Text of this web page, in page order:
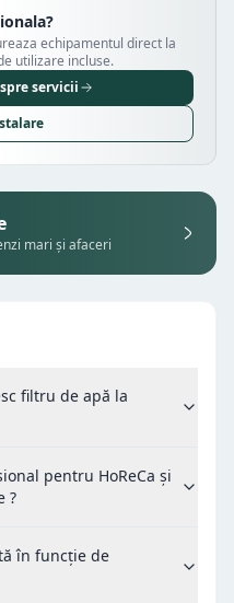
echipamentul direct la
utilizare incluse.
servicii
mari și afaceri
filtru de apă la
pentru HoReCa și
?
în funcție de